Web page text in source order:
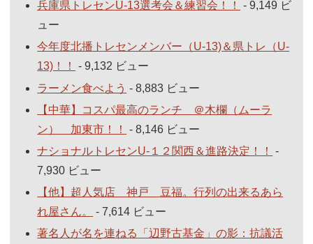
兵庫県トレセンU-13選考会＆練習会！！
- 9,149 ビ
ュー
今年度北播トレセンメンバー（U-13)＆県トレ（U-
13)！！
- 9,132 ビュー
ラーメン食べよう - 8,883 ビュー
【中華】コスパ最高のランチ ＠木欄（ムーラ
ン） 加東市！！
- 8,146 ビュー
ナショナルトレセンU-１２関西＆進路決定！！
-
7,930 ビュー
【他】超人気店 神戸 豆福。行列の出来るあら
れ屋さん。
- 7,614 ビュー
著名人が名を連ねる「辺野古基金」の影：抗議活